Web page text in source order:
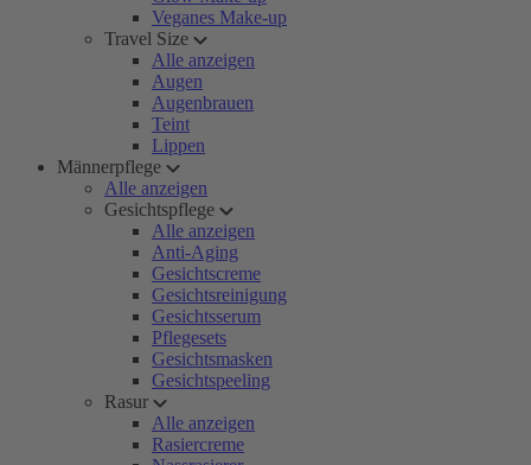
Veganes Make-up
Travel Size
Alle anzeigen
Augen
Augenbrauen
Teint
Lippen
Männerpflege
Alle anzeigen
Gesichtspflege
Alle anzeigen
Anti-Aging
Gesichtscreme
Gesichtsreinigung
Gesichtsserum
Pflegesets
Gesichtsmasken
Gesichtspeeling
Rasur
Alle anzeigen
Rasiercreme